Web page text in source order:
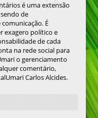
é uma extensão
de
É
exagero político e
de cada
na rede social para
o gerenciamento
comentário,
Carlos Alcides.